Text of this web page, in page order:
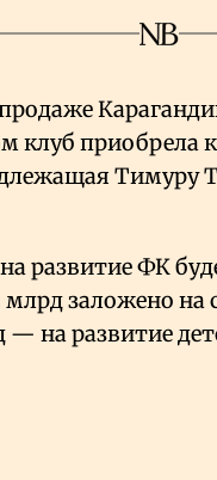
клуб приобрела
Тимуру
развитие ФК
млрд заложено
— на развитие